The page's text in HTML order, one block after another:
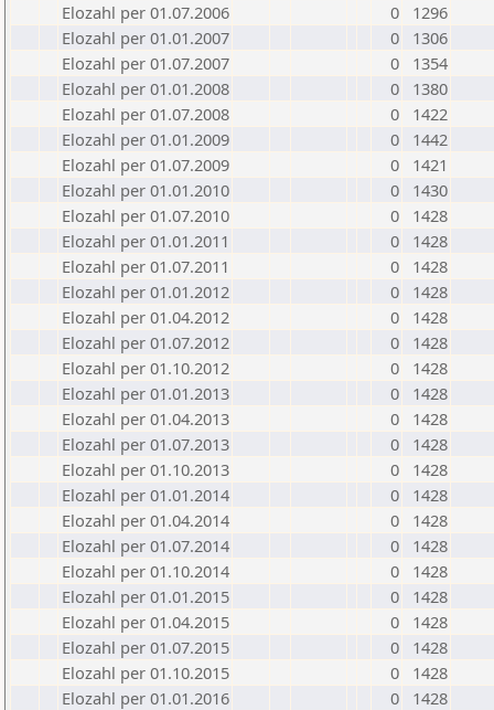
Elozahl per 01.07.2006
0
1296
Elozahl per 01.01.2007
0
1306
Elozahl per 01.07.2007
0
1354
Elozahl per 01.01.2008
0
1380
Elozahl per 01.07.2008
0
1422
Elozahl per 01.01.2009
0
1442
Elozahl per 01.07.2009
0
1421
Elozahl per 01.01.2010
0
1430
Elozahl per 01.07.2010
0
1428
Elozahl per 01.01.2011
0
1428
Elozahl per 01.07.2011
0
1428
Elozahl per 01.01.2012
0
1428
Elozahl per 01.04.2012
0
1428
Elozahl per 01.07.2012
0
1428
Elozahl per 01.10.2012
0
1428
Elozahl per 01.01.2013
0
1428
Elozahl per 01.04.2013
0
1428
Elozahl per 01.07.2013
0
1428
Elozahl per 01.10.2013
0
1428
Elozahl per 01.01.2014
0
1428
Elozahl per 01.04.2014
0
1428
Elozahl per 01.07.2014
0
1428
Elozahl per 01.10.2014
0
1428
Elozahl per 01.01.2015
0
1428
Elozahl per 01.04.2015
0
1428
Elozahl per 01.07.2015
0
1428
Elozahl per 01.10.2015
0
1428
Elozahl per 01.01.2016
0
1428